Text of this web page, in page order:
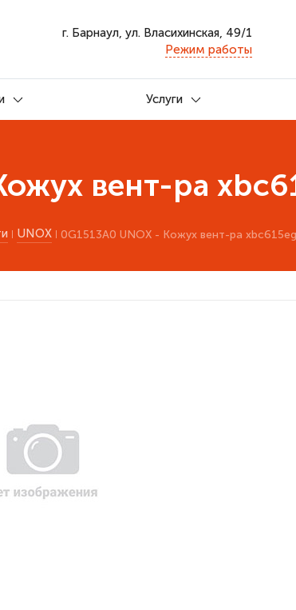
г. Барнаул, ул. Власихинская, 49/1
Режим работы
Услуги
вент-ра
UNOX 0G1513A0 UNOX - Кожух вент-ра